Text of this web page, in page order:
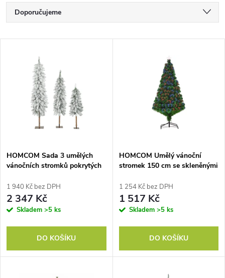
Ř
a
p
r
o
u
Doporučujeme
Nejprodávanější
Abecedně
s
p
r
o
d
HOMCOM Sada 3 umělých
vánočních stromků pokrytých
stojan, nehořlavý, plast,
zeleno-bílý
1 940 Kč bez DPH
2 347 Kč
Skladem >5 ks
DO KOŠÍKU
HOMCOM Umělý vánoční
stromek 150 cm se skleněnými
osvětlením, 180 tipů vánoční
stromek vánoční dekorace vč.
kovového stojanu pro interiér
1 254 Kč bez DPH
1 517 Kč
Skladem >5 ks
DO KOŠÍKU